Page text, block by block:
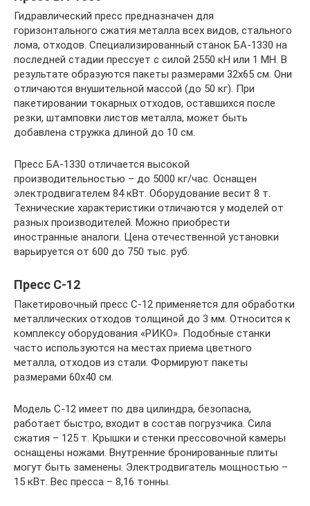
Гидравлический пресс предназначен для
горизонтального сжатия металла всех видов, стального
лома, отходов. Специализированный станок БА-1330 на
последней стадии прессует с силой 2550 кН или 1 МН. В
результате образуются пакеты размерами 32х65 см. Они
отличаются внушительной массой (до 50 кг). При
пакетировании токарных отходов, оставшихся после
резки, штамповки листов металла, может быть
добавлена стружка длиной до 10 см.
Пресс БА-1330 отличается высокой
производительностью – до 5000 кг/час. Оснащен
электродвигателем 84 кВт. Оборудование весит 8 т.
Технические характеристики отличаются у моделей от
разных производителей. Можно приобрести
иностранные аналоги. Цена отечественной установки
варьируется от 600 до 750 тыс. руб.
Пресс С-12
Пакетировочный пресс С-12 применяется для обработки
металлических отходов толщиной до 3 мм. Относится к
комплексу оборудования «РИКО». Подобные станки
часто используются на местах приема цветного
металла, отходов из стали. Формируют пакеты
размерами 60х40 см.
Модель С-12 имеет по два цилиндра, безопасна,
работает быстро, входит в состав погрузчика. Сила
сжатия – 125 т. Крышки и стенки прессовочной камеры
оснащены ножами. Внутренние бронированные плиты
могут быть заменены. Электродвигатель мощностью –
15 кВт. Вес пресса – 8,16 тонны.